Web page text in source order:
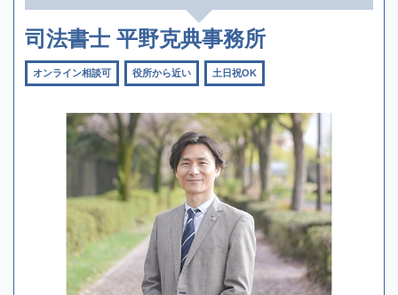
司法書士 平野克典事務所
オンライン相談可 役所から近い 土日祝OK